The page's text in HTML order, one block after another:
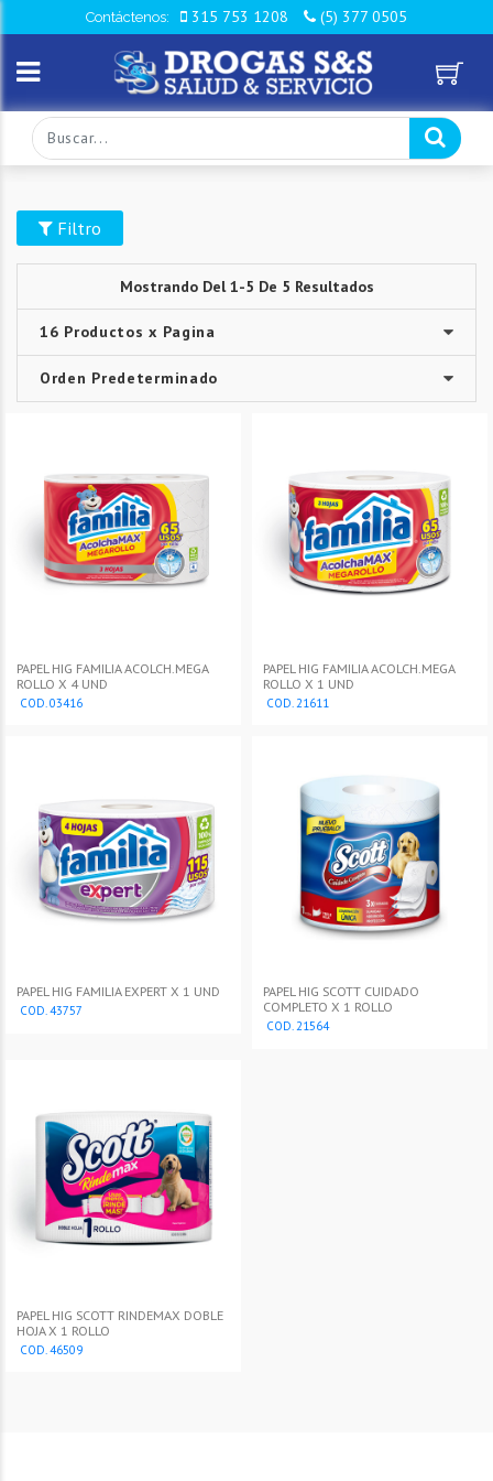
Contáctenos: 315 753 1208 (5) 377 0505
Filtro
Mostrando Del 1-5 De 5 Resultados
PAPEL HIG FAMILIA ACOLCH.MEGA
ROLLO X 4 UND
COD. 03416
PAPEL HIG FAMILIA ACOLCH.MEGA
ROLLO X 1 UND
COD. 21611
PAPEL HIG FAMILIA EXPERT X 1 UND
COD. 43757
PAPEL HIG SCOTT CUIDADO
COMPLETO X 1 ROLLO
COD. 21564
PAPEL HIG SCOTT RINDEMAX DOBLE
HOJA X 1 ROLLO
COD. 46509